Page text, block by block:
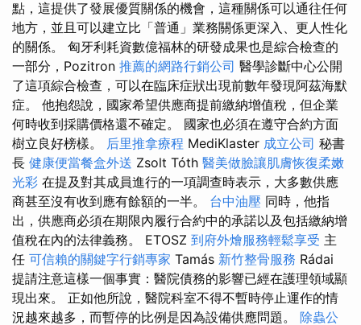
點，這提供了發展優質關係的機會，這種關係可以通往任何
地方，並且可以建立比「普通」業務關係更深入、更人性化
的關係。 匈牙利耗資數億福林的研發成果也是綜合檢查的
一部分，Pozitron 推薦的網路行銷公司 醫學診斷中心公開
了這項綜合檢查，可以在臨床症狀出現前數年發現阿茲海默
症。 他抱怨說，國家希望供應商提前繳納增值稅，但企業
何時收到採購價格還不確定。 國家也必須在遵守合約方面
樹立良好榜樣。 后里推拿療程 MediKlaster 成立公司 秘書
長 健康便當餐盒外送 Zs​​olt Tóth 醫美做臉讓肌膚恢復柔嫩
光彩 在提及對其成員進行的一項調查時表示，大多數供應
商甚至沒有收到應有餘額的一半。 台中油壓 同時，他指
出，供應商必須在期限內履行合約中的承諾以及包括繳納增
值稅在內的法律義務。 ETOSZ 到府外燴服務輕鬆享受 主
任 可信賴的關鍵字行銷專家 Tamás 新竹整骨服務 Rádai
提請注意這樣一個事實：醫院債務的影響已經在護理領域顯
現出來。 正如他所說，醫院科室不得不暫時停止運作的情
況越來越多，而暫停的比例是因為設備供應問題。 除蟲公